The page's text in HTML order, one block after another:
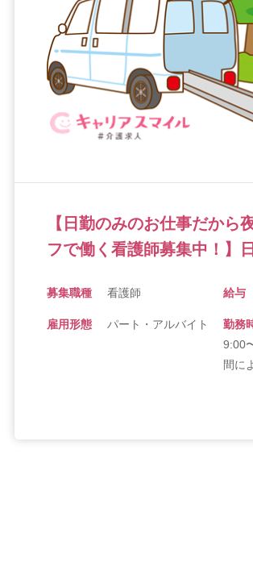
【日勤のみのお仕事だか
フで働く看護師募集中！】
募集職種 看護師 給与
雇用形態 パート・アルバイト
勤務
9:00
間に